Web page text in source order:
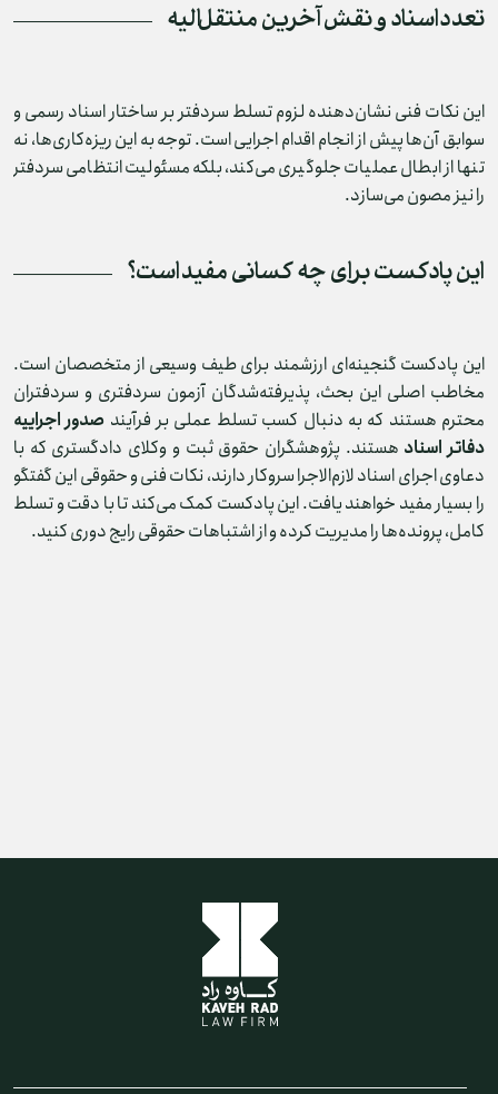
تعدد اسناد و نقش آخرین منتقل‌الیه
این نکات فنی نشان‌دهنده لزوم تسلط سردفتر بر ساختار اسناد رسمی و
سوابق آن‌ها پیش از انجام اقدام اجرایی است. توجه به این ریزه‌کاری‌ها، نه
تنها از ابطال عملیات جلوگیری می‌کند، بلکه مسئولیت انتظامی سردفتر
را نیز مصون می‌سازد.
این پادکست برای چه کسانی مفید است؟
این پادکست گنجینه‌ای ارزشمند برای طیف وسیعی از متخصصان است.
مخاطب اصلی این بحث، پذیرفته‌شدگان آزمون سردفتری و سردفتران
محترم هستند که به دنبال کسب تسلط عملی بر فرآیند صدور اجراییه
دفاتر اسناد هستند. پژوهشگران حقوق ثبت و وکلای دادگستری که با
دعاوی اجرای اسناد لازم‌الاجرا سروکار دارند، نکات فنی و حقوقی این گفتگو
را بسیار مفید خواهند یافت. این پادکست کمک می‌کند تا با دقت و تسلط
کامل، پرونده‌ها را مدیریت کرده و از اشتباهات حقوقی رایج دوری کنید.